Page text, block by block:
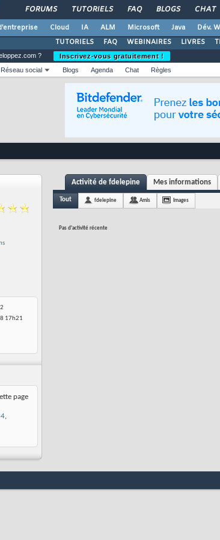
FORUMS TUTORIELS FAQ BLOGS CHAT
Cloud IA ALM Microsoft Java Dév.
TUTORIELS
FAQ WEBINAIRES LIVRES
?
Inscrivez-vous gratuitement !
Réseau social Blogs Agenda Chat Règles
17h21
page
,
Activité de fdelepine Mes informations
Tout fdelepine Amis Images
Pas d'activité récente